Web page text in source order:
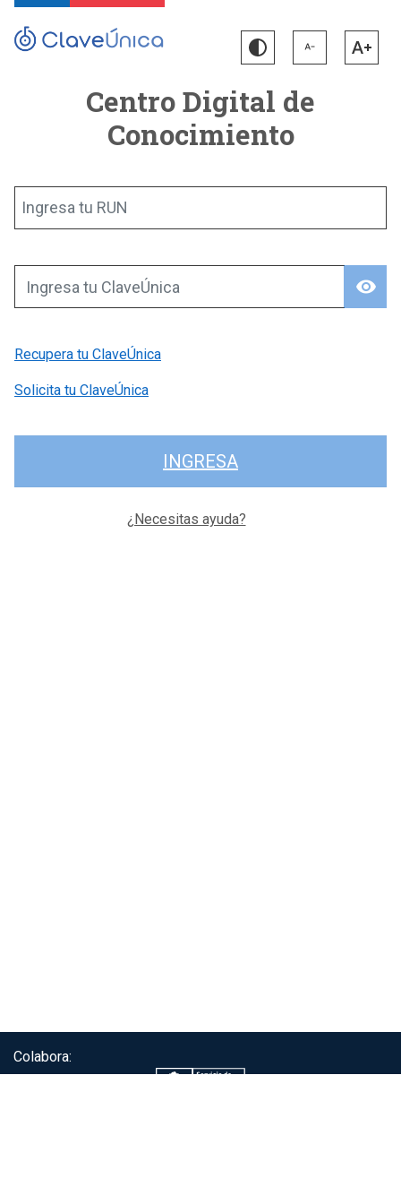
Centro Digital de
Conocimiento
Ingresa tu RUN
visibility
Ingresa tu ClaveÚnica
Recupera tu ClaveÚnica
Solicita tu ClaveÚnica
INGRESA
¿Necesitas ayuda?
Colabora: